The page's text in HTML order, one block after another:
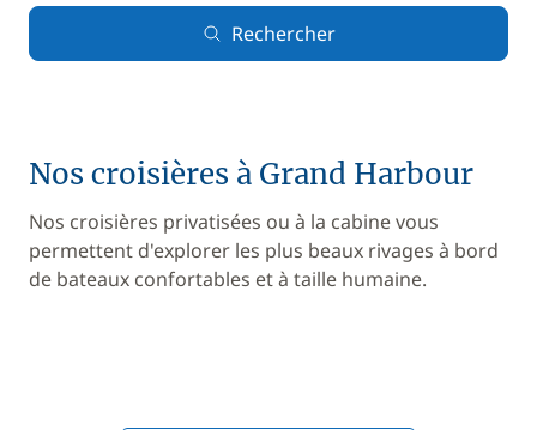
Rechercher
Nos croisières à Grand Harbour
Nos croisières privatisées ou à la cabine vous
permettent d'explorer les plus beaux rivages à bord
de bateaux confortables et à taille humaine.